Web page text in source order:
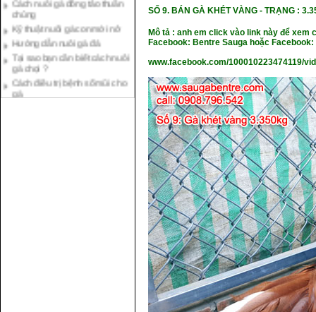
Kỹ thuật nuôi gà con mới nở
Hướng dẫn nuôi gà đá
Tại sao bạn cần biết cách nuôi
gà chọi ?
Cách điều trị bệnh sổ mũi cho
gà
SỐ 9.BÁN GÀ KHÉT VÀNG - TRẠNG :
Mô tả : anh em click vào link này để
Facebook: Bentre Sauga hoặc Facebook:
www.facebook.com/100010223474119/